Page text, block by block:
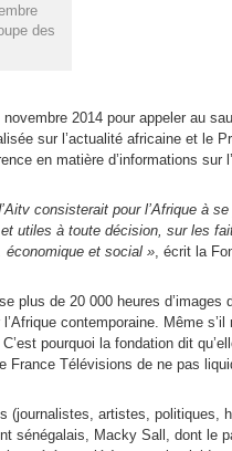
des
2014 pour appeler au
sur l’actualité africaine et le
en matière d’informations sur
consisterait pour l’Afrique à se
utiles à toute décision, sur les
et social », écrit la
plus de 20 000 heures d’images
contemporaine. Même s’il
pourquoi la fondation dit
France Télévisions de ne pas
(journalistes, artistes, politiques,
sénégalais, Macky Sall, dont le